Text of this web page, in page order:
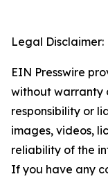
Legal Disclaimer:
EIN Presswire
without warranty
responsibility or
images, videos,
reliability of the
If you have any